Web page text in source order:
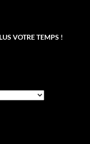
VOTRE TEMPS !